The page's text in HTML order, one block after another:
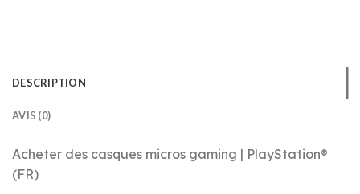
DESCRIPTION
AVIS (0)
Acheter des casques micros gaming | PlayStation®
(FR)